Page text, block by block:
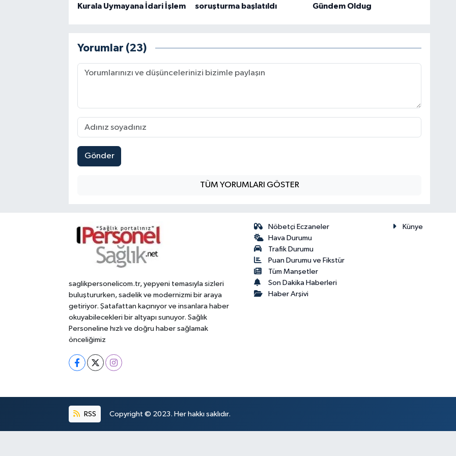
Kurala Uymayana İdari İşlem
soruşturma başlatıldı
Gündem Oldug
Yorumlar (23)
Gönder
TÜM YORUMLARI GÖSTER
saglikpersonelicom.tr, yepyeni temasıyla sizleri
buluştururken, sadelik ve modernizmi bir araya
getiriyor. Şatafattan kaçınıyor ve insanlara haber
okuyabilecekleri bir altyapı sunuyor. Sağlık
Personeline hızlı ve doğru haber sağlamak
önceliğimiz
Nöbetçi Eczaneler
Hava Durumu
Trafik Durumu
Puan Durumu ve Fikstür
Tüm Manşetler
Son Dakika Haberleri
Haber Arşivi
Künye
RSS Copyright © 2023. Her hakkı saklıdır.